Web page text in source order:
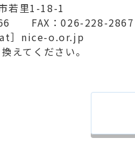
若里1-18-1
FAX：026-228-2867
］nice-o.or.jp
てください。